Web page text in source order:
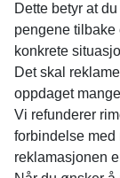
Dette betyr at
pengene tilbake
konkrete
Det skal
oppdaget
Vi refunderer
forbindelse med
reklamasjonen